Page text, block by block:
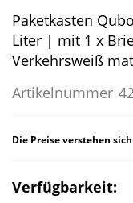
Paketkasten
Liter | mit 1 x
Verkehrsweiß
Artikelnummer
Die Preise verstehen
Verfügbarkeit: